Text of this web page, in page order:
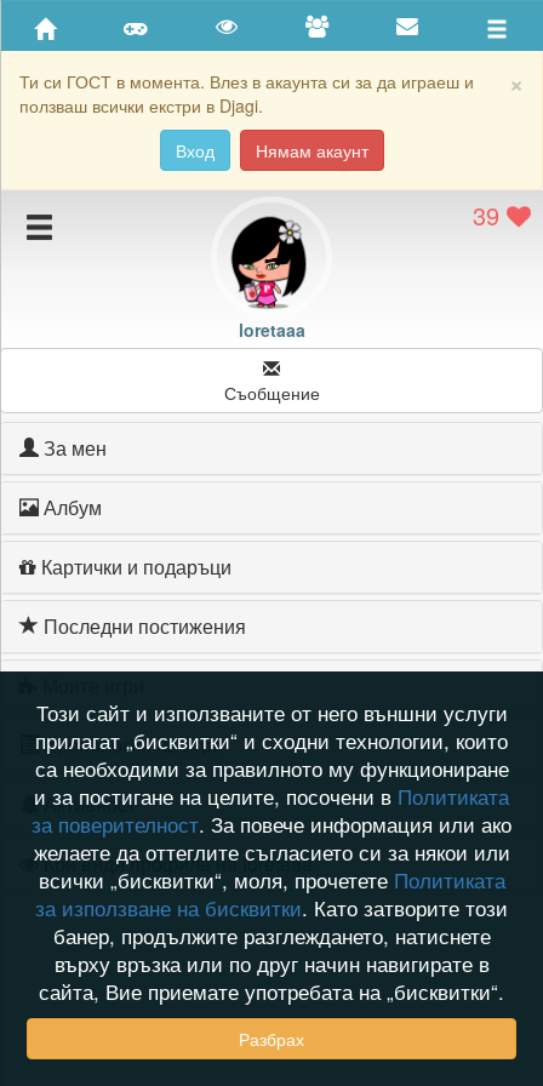
×
Ти си ГОСТ в момента. Влез в акаунта си за да играеш и
ползваш всички екстри в Djagi.
Вход
Нямам акаунт
Приятели
Хронология на игри
Подаръците на loretaaa
Картичките на loretaaa
39
loretaaa
Съобщение
За мен
Албум
Картички и подаръци
Последни постижения
Хронология на игри
Активност
Кой видя профила на loretaaa
Този сайт и използваните от него външни услуги
прилагат „бисквитки“ и сходни технологии, които
са необходими за правилното му функциониране
и за постигане на целите, посочени в Политиката
за поверителност. За повече информация или ако
желаете да оттеглите съгласието си за някои или
всички „бисквитки“, моля, прочетете Политиката
за използване на бисквитки. Като затворите този
банер, продължите разглеждането, натиснете
върху връзка или по друг начин навигирате в
сайта, Вие приемате употребата на „бисквитки“.
Разбрах